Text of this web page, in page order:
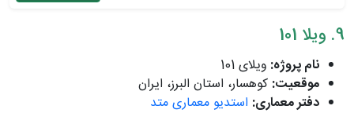
9. ویلا 101
نام پروژه: ویلای 101
موقعیت: کوهسار، استان البرز، ایران
دفتر معماری: استدیو معماری متد